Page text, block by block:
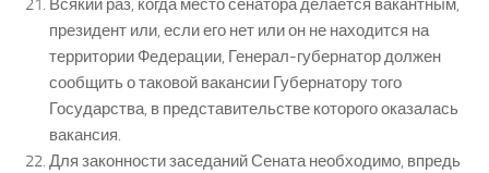
Всякий раз, когда место сенатора делается вакантным,
президент или, если его нет или он не находится на
территории Федерации, Генерал-губернатор должен
сообщить о таковой вакансии Губернатору того
Государства, в представительстве которого оказалась
вакансия.
Для законности заседаний Сената необходимо, впредь